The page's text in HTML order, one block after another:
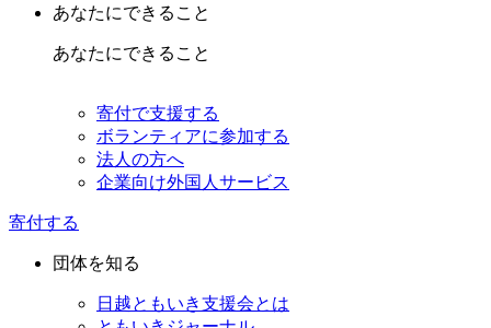
あなたにできること
あなたにできること
寄付で支援する
ボランティアに参加する
法人の方へ
企業向け外国人サービス
寄付する
団体を知る
日越ともいき支援会とは